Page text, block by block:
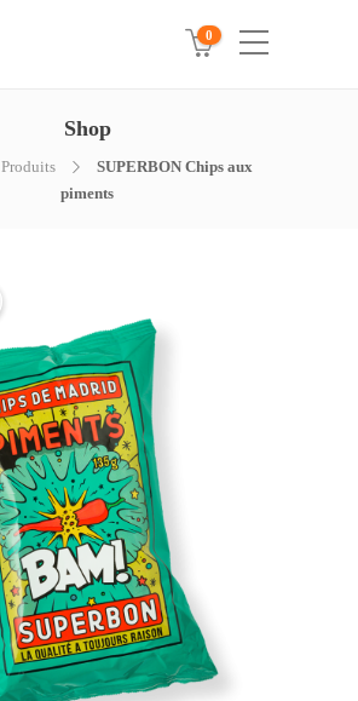
0
Shop
Produits
SUPERBON Chips aux
piments